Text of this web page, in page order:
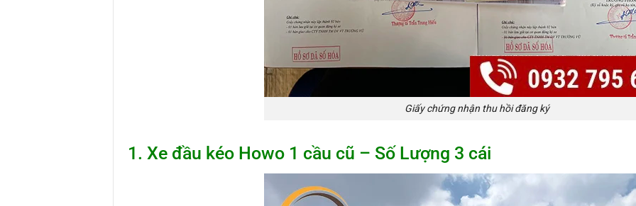
Giấy chứng nhận thu hồi đăng ký
1. Xe đầu kéo Howo 1 cầu cũ – Số Lượng 3 cái